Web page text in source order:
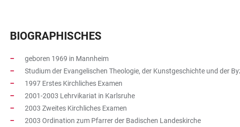
BIOGRAPHISCHES
geboren 1969 in Mannheim
Studium der Evangelischen Theologie, der Kunstgeschichte und der
1997 Erstes Kirchliches Examen
2001-2003 Lehrvikariat in Karlsruhe
2003 Zweites Kirchliches Examen
2003 Ordination zum Pfarrer der Badischen Landeskirche